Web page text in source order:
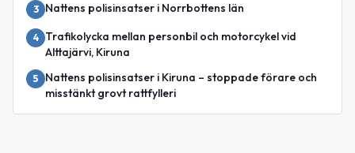
3 Nattens polisinsatser i Norrbottens län
4
Trafikolycka mellan personbil och motorcykel vid
Alttajärvi, Kiruna
5
Nattens polisinsatser i Kiruna – stoppade förare och
misstänkt grovt rattfylleri